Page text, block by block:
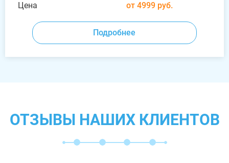
Цена
от 4999 руб.
Подробнее
ОТЗЫВЫ НАШИХ КЛИЕНТОВ